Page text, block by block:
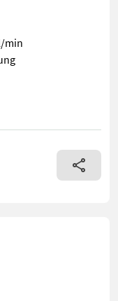
min
Fahrantrieb (500